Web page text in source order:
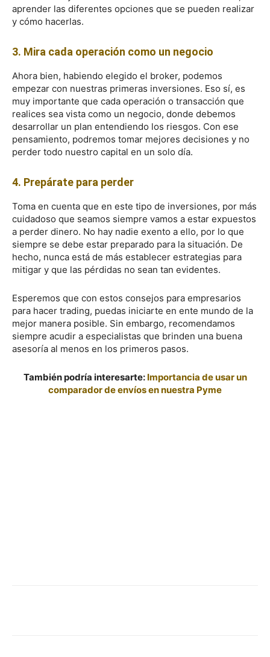
aprender las diferentes opciones que se pueden realizar
y cómo hacerlas.
3. Mira cada operación como un negocio
Ahora bien, habiendo elegido el broker, podemos
empezar con nuestras primeras inversiones. Eso sí, es
muy importante que cada operación o transacción que
realices sea vista como un negocio, donde debemos
desarrollar un plan entendiendo los riesgos. Con ese
pensamiento, podremos tomar mejores decisiones y no
perder todo nuestro capital en un solo día.
4. Prepárate para perder
Toma en cuenta que en este tipo de inversiones, por más
cuidadoso que seamos siempre vamos a estar expuestos
a perder dinero. No hay nadie exento a ello, por lo que
siempre se debe estar preparado para la situación. De
hecho, nunca está de más establecer estrategias para
mitigar y que las pérdidas no sean tan evidentes.
Esperemos que con estos consejos para empresarios
para hacer trading, puedas iniciarte en ente mundo de la
mejor manera posible. Sin embargo, recomendamos
siempre acudir a especialistas que brinden una buena
asesoría al menos en los primeros pasos.
También podría interesarte: Importancia de usar un
comparador de envíos en nuestra Pyme